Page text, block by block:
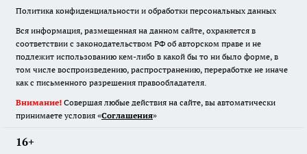
Политика конфиденциальности и обработки персональных данных
Вся информация, размещенная на данном сайте, охраняется в
соответствии с законодательством РФ об авторском праве и не
подлежит использованию кем-либо в какой бы то ни было форме, в
том числе воспроизведению, распространению, переработке не иначе
как с письменного разрешения правообладателя.
Внимание! Совершая любые действия на сайте, вы автоматически
принимаете условия «Cоглашения»
16+